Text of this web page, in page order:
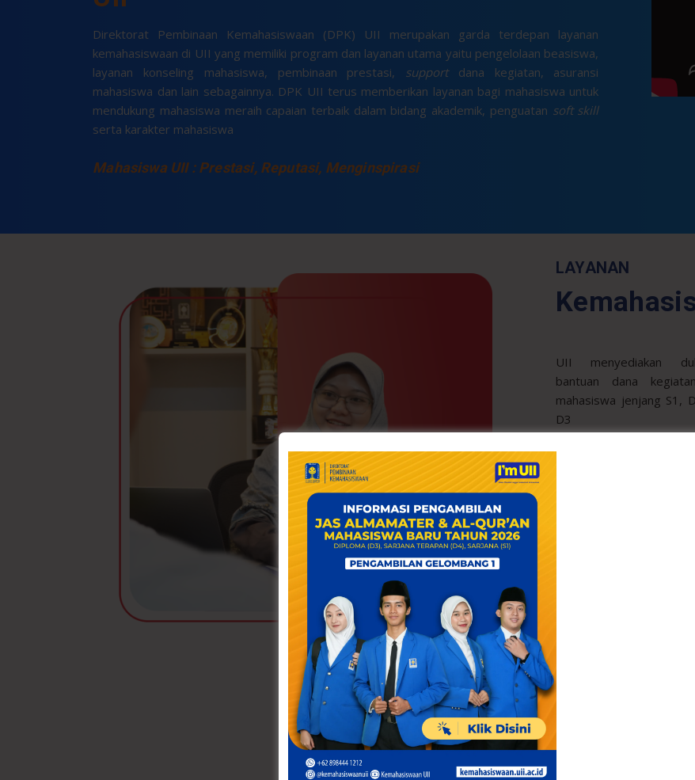
Direktorat Pembinaan Kemahasiswaan (DPK) UII merupakan garda terdepan layanan
kemahasiswaan di UII yang memiliki program dan layanan utama yaitu pengelolaan beasiswa,
layanan konseling mahasiswa, pembinaan prestasi, supportdana kegiatan, asuransi
mahasiswa dan lain sebagainnya. DPK UII terus memberikan layanan bagi mahasiswa untuk
mendukung mahasiswa meraih capaian terbaik dalam bidang akademik, penguatan soft skill
serta karakter mahasiswa
Mahasiswa UII : Prestasi, Reputasi, Menginspirasi
LAYANAN
UII menyediakan
bantuan dana
mahasiswa jenjang S1,
D3